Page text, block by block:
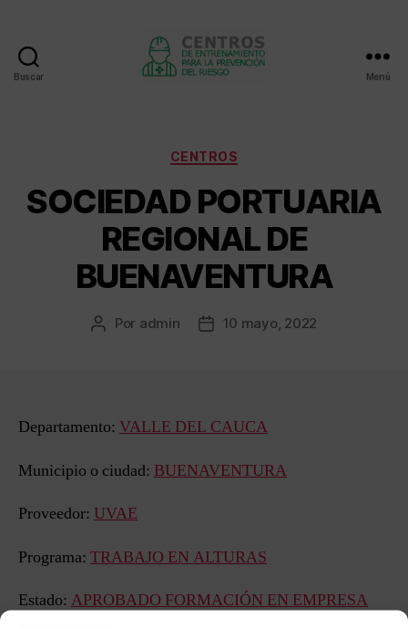
Buscar Menú
Categorías
CENTROS
SOCIEDAD PORTUARIA
REGIONAL DE
BUENAVENTURA
Autor
Por admin
Fecha10 mayo, 2022
Departamento: VALLE DEL CAUCA
Municipio o ciudad: BUENAVENTURA
Proveedor: UVAE
Programa: TRABAJO EN ALTURAS
Estado: APROBADO FORMACIÓN EN EMPRESA